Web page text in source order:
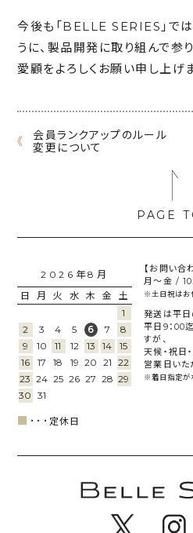
今後も「BELLE SERIES」で
うに、製品開発に取り組んで参
愛顧をよろしくお願い申し上げま
《
会員ランクアップのルール
変更について
2026年8月
日
月 火 水 木 金
土
1
2
3 4 5 6 7
8
9
10 11 12 13 14
15
16
17 18 19 20 21
22
23 24 25 26 27 28 29
30 31
■ ･･･ 定休日
【お問い合
月～金 /
※土日祝はお
発送は平日
平日9：00
すが、
天候・祝日
営業日いた
※着日指定が